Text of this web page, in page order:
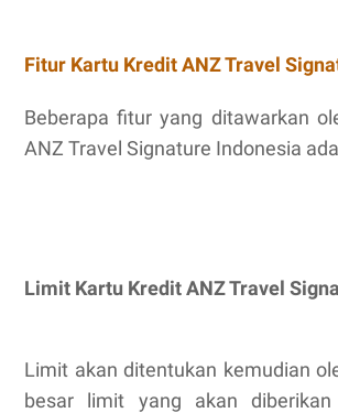
Fitur Kartu Kredit ANZ Travel
Beberapa fitur yang ditawarkan
ANZ Travel Signature Indonesia
Limit Kartu Kredit ANZ Travel
Limit akan ditentukan kemudian
besar limit yang akan